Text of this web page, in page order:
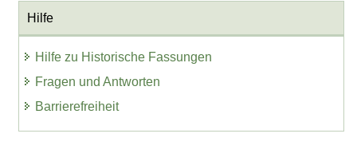
Hilfe
Hilfe zu Historische Fassungen
Fragen und Antworten
Barrierefreiheit